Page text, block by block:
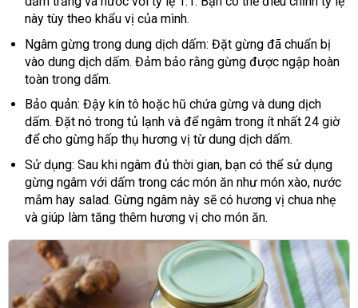
này tùy theo khẩu vị của mình.
Ngâm gừng trong dung dịch dấm: Đặt gừng đã chuẩn bị
vào dung dịch dấm. Đảm bảo rằng gừng được ngập hoàn
toàn trong dấm.
Bảo quản: Đậy kín tô hoặc hũ chứa gừng và dung dịch
dấm. Đặt nó trong tủ lạnh và để ngâm trong ít nhất 24 giờ
để cho gừng hấp thụ hương vị từ dung dịch dấm.
Sử dụng: Sau khi ngâm đủ thời gian, bạn có thể sử dụng
gừng ngâm với dấm trong các món ăn như món xào, nước
mắm hay salad. Gừng ngâm này sẽ có hương vị chua nhẹ
và giúp làm tăng thêm hương vị cho món ăn.